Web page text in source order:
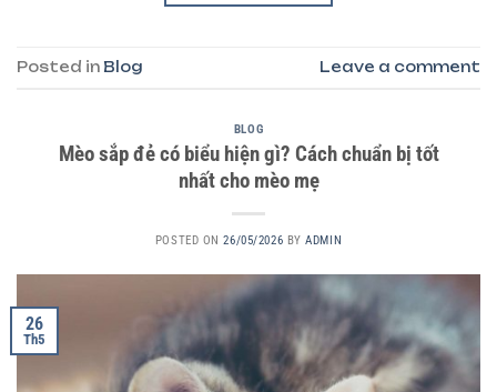
Posted in Blog Leave a comment
BLOG
Mèo sắp đẻ có biểu hiện gì? Cách chuẩn bị tốt
nhất cho mèo mẹ
POSTED ON26/05/2026 BYADMIN
26
Th5